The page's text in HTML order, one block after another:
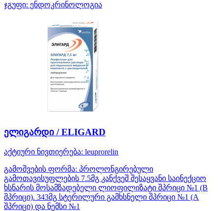
ჯგუფი: ენდოკრინოლოგია
ელიგარდი / ELIGARD
აქტიური ნივთიერება: leuprorelin
გამოშვების ფორმა: პროლონგირებული
გამოთავისუფლების 7.5მგ კანქვეშ შესაყვანი საინექციო
ხსნარის მოსამზადებელი ლიოფილიზატი შპრიცი №1 (B
შპრიცი). 343მგ სტერილური გამხსნელი შპრიცი №1 (A
შპრიცი) და ნემსი №1